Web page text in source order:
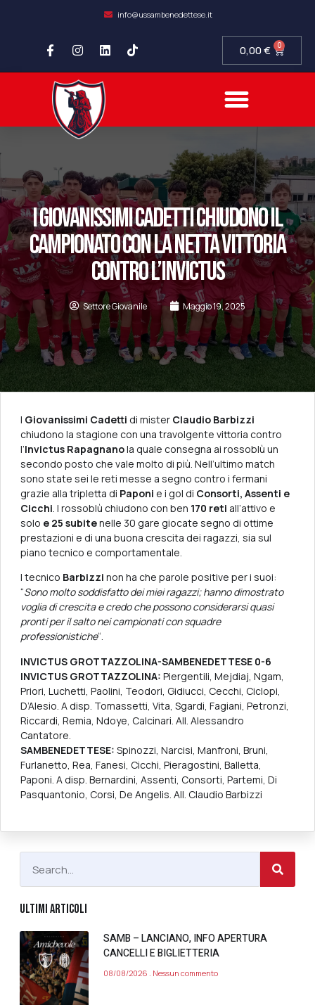
info@ussambenedettese.it
0,00€ 0
I GIOVANISSIMI CADETTI CHIUDONO IL
CAMPIONATO CON LA NETTA VITTORIA
CONTRO L’INVICTUS
Settore Giovanile Maggio 19, 2025
I Giovanissimi Cadetti di mister Claudio Barbizzi
chiudono la stagione con una travolgente vittoria contro
l’Invictus Rapagnanola quale consegna ai rossoblù un
secondo posto che vale molto di più. Nell’ultimo match
sono state sei le reti messe a segno contro i fermani
grazie alla tripletta di Paponi e i gol di Consorti, Assenti e
Cicchi. I rossoblù chiudono con ben 170 reti all’attivo e
solo e 25 subitenelle 30 gare giocate segno di ottime
prestazioni e di una buona crescita dei ragazzi, sia sul
piano tecnico e comportamentale.
I tecnico Barbizzi non ha che parole positive per i suoi:
“Sono molto soddisfatto dei miei ragazzi; hanno dimostrato
voglia di crescita e credo che possono considerarsi quasi
pronti per il salto nei campionati con squadre
professionistiche“.
INVICTUS GROTTAZZOLINA-SAMBENEDETTESE 0-6
INVICTUS GROTTAZZOLINA: Piergentili, Mejdiaj, Ngam,
Priori, Luchetti, Paolini, Teodori, Gidiucci, Cecchi, Ciclopi,
D’Alesio. A disp. Tomassetti, Vita, Sgardi, Fagiani, Petronzi,
Riccardi, Remia, Ndoye, Calcinari. All. Alessandro
Cantatore.
SAMBENEDETTESE: Spinozzi, Narcisi, Manfroni, Bruni,
Furlanetto, Rea, Fanesi, Cicchi, Pieragostini, Balletta,
Paponi. A disp. Bernardini, Assenti, Consorti, Partemi, Di
Pasquantonio, Corsi, De Angelis. All. Claudio Barbizzi
ULTIMI ARTICOLI
SAMB – LANCIANO, INFO APERTURA
CANCELLI E BIGLIETTERIA
08/08/2026 Nessun commento